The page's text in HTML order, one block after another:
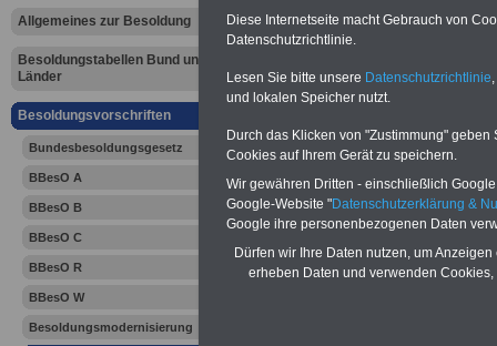
Allgemeines zur Besoldung
Besoldungstabellen Bund und
Länder
Besoldungsvorschriften
Bundesbesoldungsgesetz
BBesO A
BBesO B
BBesO C
BBesO R
BBesO W
Besoldungsmodernisierung
Hessen:
(HBesG): §
von
Diese Internetseite macht Gebrauch von
Datenschutzrichtlinie.
Lesen Sie bitte unsere Datenschutzrichtlinie
und lokalen Speicher nutzt.
Durch das Klicken von "Zustimmung"
Cookies auf Ihrem Gerät zu speichern.
Wir gewähren Dritten - einschließlich
Google-Website "Datenschutzerklärung &
Google ihre personenbezogenen Daten
Dürfen wir Ihre Daten nutzen, um
erheben Daten und verwenden